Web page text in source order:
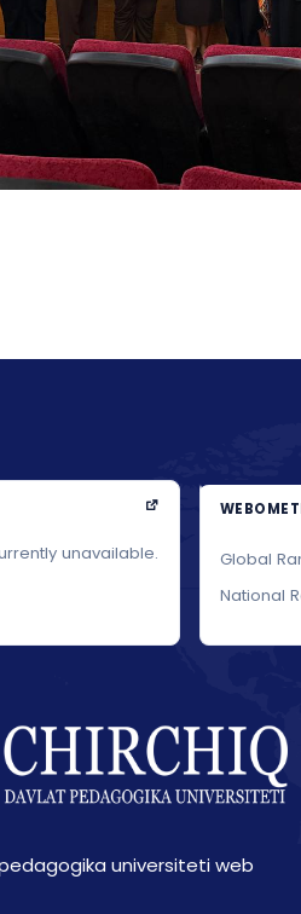
unavailable. Global
National
universiteti web